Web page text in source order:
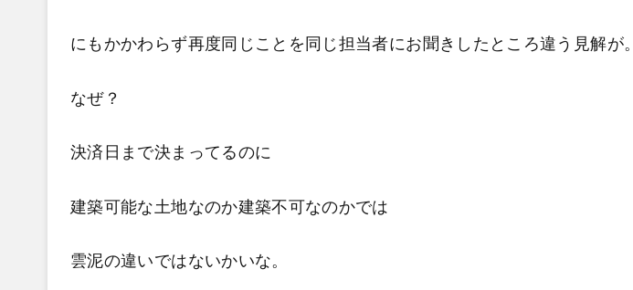
にもかかわらず再度同じことを同じ担当者にお聞きしたところ違う見解が。
なぜ？
決済日まで決まってるのに
建築可能な土地なのか建築不可なのかでは
雲泥の違いではないかいな。